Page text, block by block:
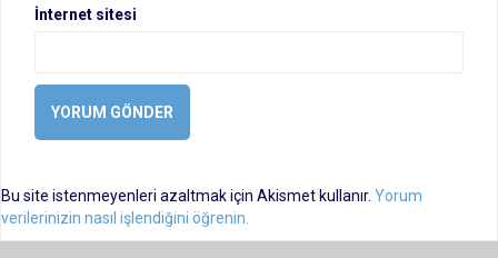
İnternet sitesi
Bu site istenmeyenleri azaltmak için Akismet kullanır. Yorum
verilerinizin nasıl işlendiğini öğrenin.